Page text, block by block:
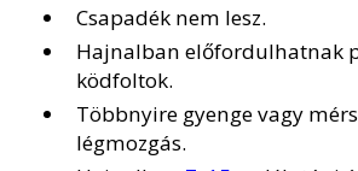
Csapadék nem lesz.
Hajnalban előfordulhatnak
ködfoltok.
Többnyire gyenge vagy
légmozgás.